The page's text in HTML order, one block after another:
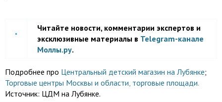
Читайте новости, комментарии экспертов и
эксклюзивные материалы в Telegram-канале
Моллы.ру.
Подробнее про Центральный детский магазин на Лубянке;
Торговые центры Москвы и области торговые площади.
Источник: ЦДМ на Лубянке.